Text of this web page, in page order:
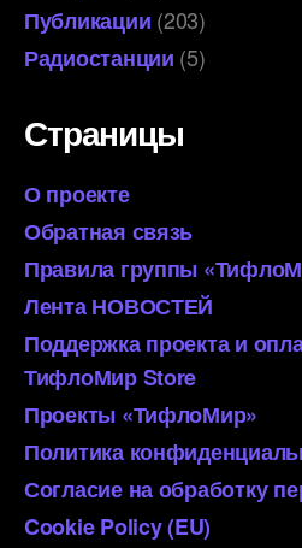
Публикации (203)
Радиостанции (5)
Страницы
О проекте
Обратная связь
Правила группы
Лента НОВОСТЕЙ
Поддержка проекта и
ТифлоМир Store
Проекты «ТифлоМир»
Политика
Согласие на обработку
Cookie Policy (EU)